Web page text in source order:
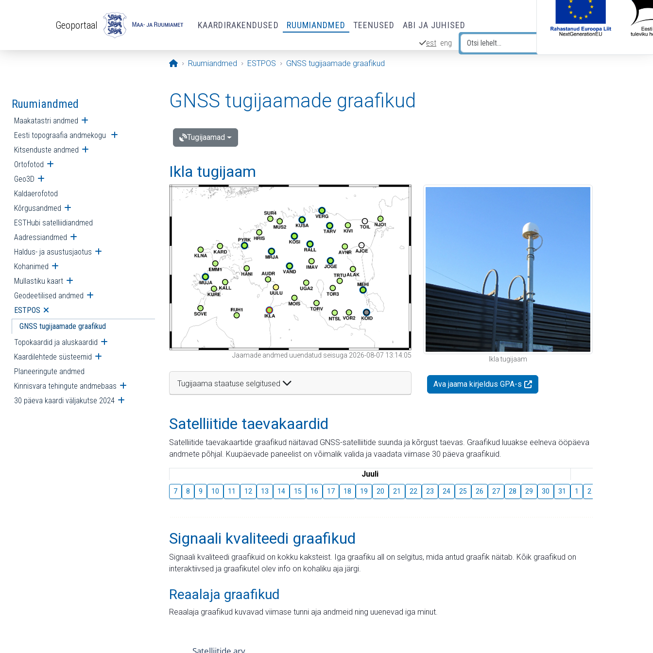
Geoportaal KAARDIRAKENDUSED RUUMIANDMED TEENUSED ABI JA JUHISED
est eng
Avaleht
Ruumiandmed ESTPOS GNSS tugijaamade graafikud
Ruumiandmed
Maakatastri andmed Ava alammenüü
Eesti topograafia andmekogu Ava alammenüü
Kitsenduste andmed Ava alammenüü
Ortofotod Ava alammenüü
Geo3D Ava alammenüü
Kaldaerofotod
Kõrgusandmed Ava alammenüü
ESTHubi satelliidiandmed
Aadressiandmed Ava alammenüü
Haldus- ja asustusjaotus Ava alammenüü
Kohanimed Ava alammenüü
Mullastiku kaart Ava alammenüü
Geodeetilised andmed Ava alammenüü
ESTPOS Ava alammenüü
GNSS tugijaamade graafikud
Topokaardid ja aluskaardid Ava alammenüü
Kaardilehtede süsteemid Ava alammenüü
Planeeringute andmed
Kinnisvara tehingute andmebaas Ava alammenüü
30 päeva kaardi väljakutse 2024 Ava alammenüü
GNSS tugijaamade graafikud
Tugijaamad
Ikla tugijaam
Jaamade andmed uuendatud seisuga 2026-08-07 13:14:05
Tugijaama staatuse selgitused
Ikla tugijaam
Ava jaama kirjeldus GPA-s
Satelliitide taevakaardid
Satelliitide taevakaartide graafikud näitavad GNSS-satelliitide suunda ja kõrgust taevas. Graafikud luuakse eelneva ööpäeva
andmete põhjal. Kuupäevade paneelist on võimalik valida ja vaadata viimase 30 päeva graafikuid.
Juuli
7 8 9 10 11 12 13 14 15 16 17 18 19 20 21 22 23 24 25 26 27 28 29 30 31 1 2
Signaali kvaliteedi graafikud
Signaali kvaliteedi graafikuid on kokku kaksteist. Iga graafiku all on selgitus, mida antud graafik näitab. Kõik graafikud on
interaktiivsed ja graafikutel olev info on kohaliku aja järgi.
Reaalaja graafikud
Reaalaja graafikud kuvavad viimase tunni aja andmeid ning uuenevad iga minut.